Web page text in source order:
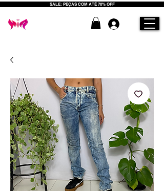
SALE: PEÇAS COM ATÉ 70% OFF